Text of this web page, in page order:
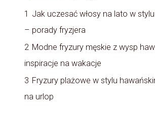
1 Jak uczesać włosy na lato w
– porady fryzjera
2 Modne fryzury męskie z wysp
inspiracje na wakacje
3 Fryzury plażowe w stylu
na urlop